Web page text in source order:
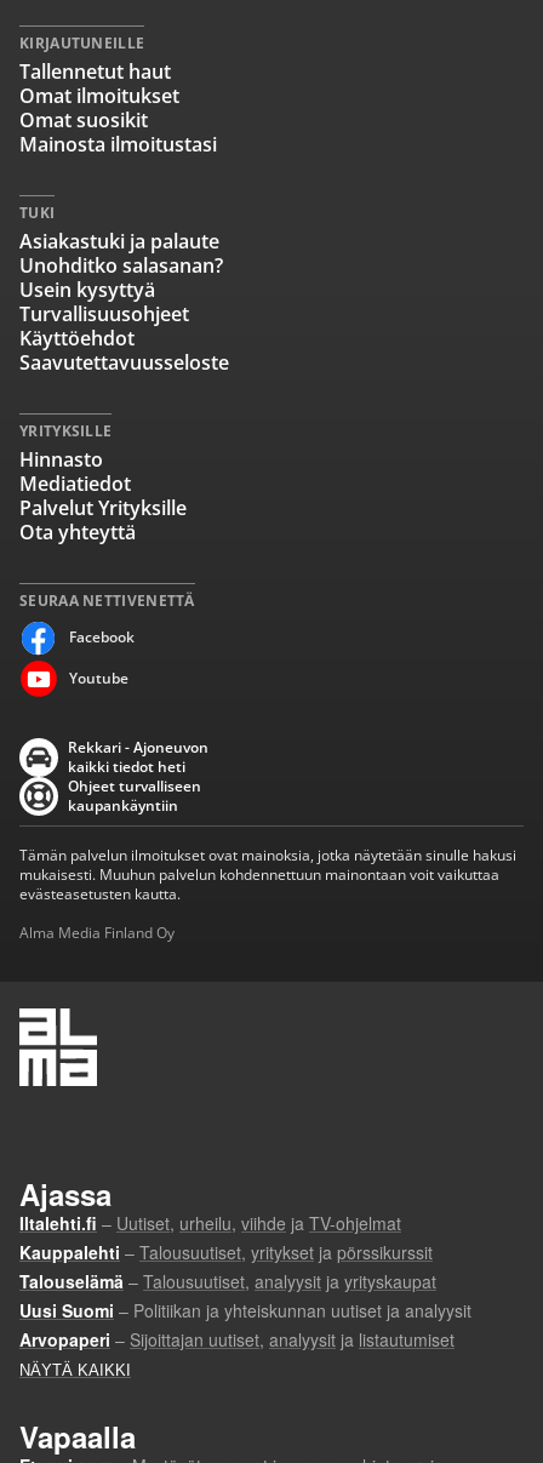
SEURAA NETTIVENETTÄ
Facebook
Youtube
KIRJAUTUNEILLE
Tallennetut haut
Omat ilmoitukset
Omat suosikit
Mainosta ilmoitustasi
TUKI
Asiakastuki ja palaute
Unohditko salasanan?
Usein kysyttyä
Turvallisuusohjeet
Käyttöehdot
Saavutettavuusseloste
YRITYKSILLE
Hinnasto
Mediatiedot
Palvelut Yrityksille
Ota yhteyttä
Rekkari - Ajoneuvon
kaikki tiedot heti
Ohjeet turvalliseen
kaupankäyntiin
Tämän palvelun ilmoitukset ovat mainoksia, jotka näytetään sinulle hakusi
mukaisesti. Muuhun palvelun kohdennettuun mainontaan voit vaikuttaa
evästeasetusten kautta.
Alma Media Finland Oy